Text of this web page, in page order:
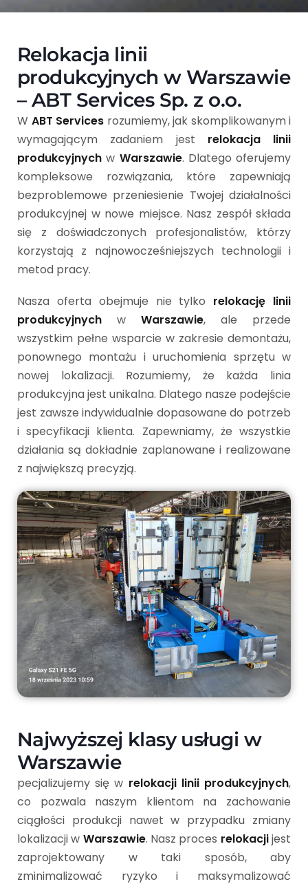
Relokacja linii
produkcyjnych w Warszawie
– ABT Services Sp. z o.o.
W ABT Services rozumiemy, jak skomplikowanym i
wymagającym zadaniem jest relokacja linii
produkcyjnych w Warszawie. Dlatego oferujemy
kompleksowe rozwiązania, które zapewniają
bezproblemowe przeniesienie Twojej działalności
produkcyjnej w nowe miejsce. Nasz zespół składa
się z doświadczonych profesjonalistów, którzy
korzystają z najnowocześniejszych technologii i
metod pracy.
Nasza oferta obejmuje nie tylko relokację linii
produkcyjnych w Warszawie, ale przede
wszystkim pełne wsparcie w zakresie demontażu,
ponownego montażu i uruchomienia sprzętu w
nowej lokalizacji. Rozumiemy, że każda linia
produkcyjna jest unikalna. Dlatego nasze podejście
jest zawsze indywidualnie dopasowane do potrzeb
i specyfikacji klienta. Zapewniamy, że wszystkie
działania są dokładnie zaplanowane i realizowane
z największą precyzją.
Najwyższej klasy usługi w
Warszawie
pecjalizujemy się w relokacji linii produkcyjnych,
co pozwala naszym klientom na zachowanie
ciągłości produkcji nawet w przypadku zmiany
lokalizacji w Warszawie. Nasz proces relokacjijest
zaprojektowany w taki sposób, aby
zminimalizować ryzyko i maksymalizować